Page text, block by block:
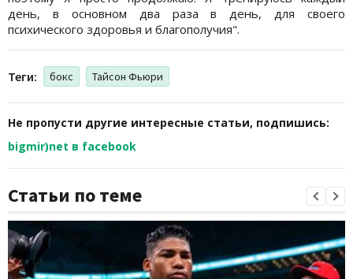
день, в основном два раза в день, для своего
психического здоровья и благополучия".
Теги: бокс Тайсон Фьюри
Не пропусти другие интересные статьи, подпишись:
bigmir)net в facebook
Статьи по теме